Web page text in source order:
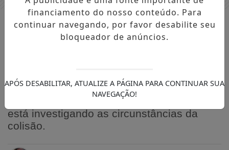
NOTÍCIAS GERAL
Jovem de 21 anos morre e mãe de
Ainda não foram divulgadas as causas do
acidente, e a Polícia Rodoviária Estadual
está investigando as circunstâncias da
colisão.
financiamento do nosso conteúdo. Para
continuar navegando, por favor desabilite seu
bloqueador de anúncios.
APÓS DESABILITAR, ATUALIZE A PÁGINA PARA CONTINUAR SUA
NAVEGAÇÃO!